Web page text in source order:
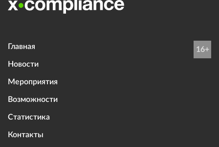
Главная
Новости
Мероприятия
Возможности
Статистика
Контакты
16+